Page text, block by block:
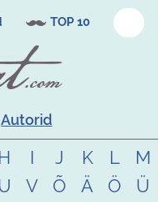
TOP 10
Autorid
H I J K L
M
V Õ Ä Ö Ü